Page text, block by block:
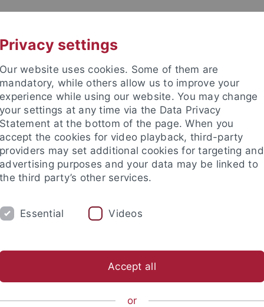
REDE DES JAHRES
Privacy settings
Our website uses cookies. Some of them are
mandatory, while others allow us to improve your
experience while using our website. You may change
your settings at any time via the Data Privacy
Statement at the bottom of the page. When you
accept the cookies for video playback, third-party
providers may set additional cookies for targeting and
advertising purposes and your data may be linked to
the third party’s other services.
Essential Videos
Accept all
or